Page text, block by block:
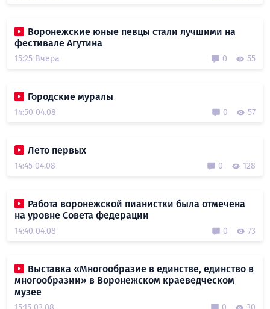
Воронежские юные певцы стали лучшими на
фестивале Агутина
15:25 Вчера 0 55
Городские муралы
14:50 04.08 0 57
Лето первых
14:45 04.08 0 128
Работа воронежской пианистки была отмечена
на уровне Совета федерации
14:40 04.08 0 73
Выставка «Многообразие в единстве, единство в
многообразии» в Воронежском краеведческом
музее